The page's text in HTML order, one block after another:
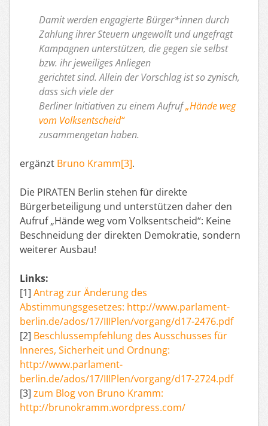
Damit werden engagierte Bürger*innen durch
Zahlung ihrer Steuern ungewollt und ungefragt
Kampagnen unterstützen, die gegen sie selbst
bzw. ihr jeweiliges Anliegen
gerichtet sind. Allein der Vorschlag ist so zynisch,
dass sich viele der
Berliner Initiativen zu einem Aufruf„Hände weg
vom Volksentscheid“
zusammengetan haben.
ergänzt Bruno Kramm[3].
Die PIRATEN Berlin stehen für direkte
Bürgerbeteiligung und unterstützen daher den
Aufruf „Hände weg vom Volksentscheid“: Keine
Beschneidung der direkten Demokratie, sondern
weiterer Ausbau!
Links:
[1] Antrag zur Änderung des
Abstimmungsgesetzes: http://www.parlament-
berlin.de/ados/17/IIIPlen/vorgang/d17-2476.pdf
[2] Beschlussempfehlung des Ausschusses für
Inneres, Sicherheit und Ordnung:
http://www.parlament-
berlin.de/ados/17/IIIPlen/vorgang/d17-2724.pdf
[3] zum Blog von Bruno Kramm:
http://brunokramm.wordpress.com/